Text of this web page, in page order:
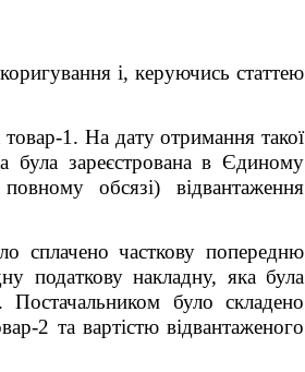
і, керуючись статтею
1. На дату отримання такої
була зареєстрована в Єдиному
обсязі) відвантаження
сплачено часткову попередню
податкову накладну, яка була
було складено
2 та вартістю відвантаженого